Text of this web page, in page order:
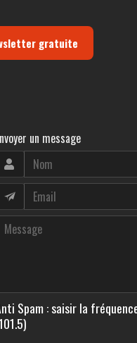
gratuite
un message
Spam : saisir la